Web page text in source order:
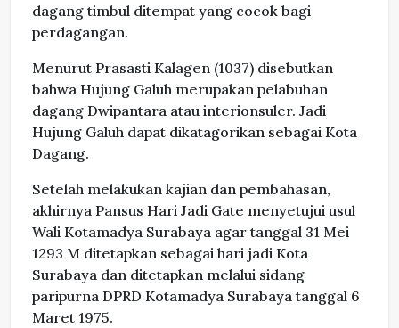
dagang timbul ditempat yang cocok bagi
perdagangan.
Menurut Prasasti Kalagen (1037) disebutkan
bahwa Hujung Galuh merupakan pelabuhan
dagang Dwipantara atau interionsuler. Jadi
Hujung Galuh dapat dikatagorikan sebagai Kota
Dagang.
Setelah melakukan kajian dan pembahasan,
akhirnya Pansus Hari Jadi Gate menyetujui usul
Wali Kotamadya Surabaya agar tanggal 31 Mei
1293 M ditetapkan sebagai hari jadi Kota
Surabaya dan ditetapkan melalui sidang
paripurna DPRD Kotamadya Surabaya tanggal 6
Maret 1975.